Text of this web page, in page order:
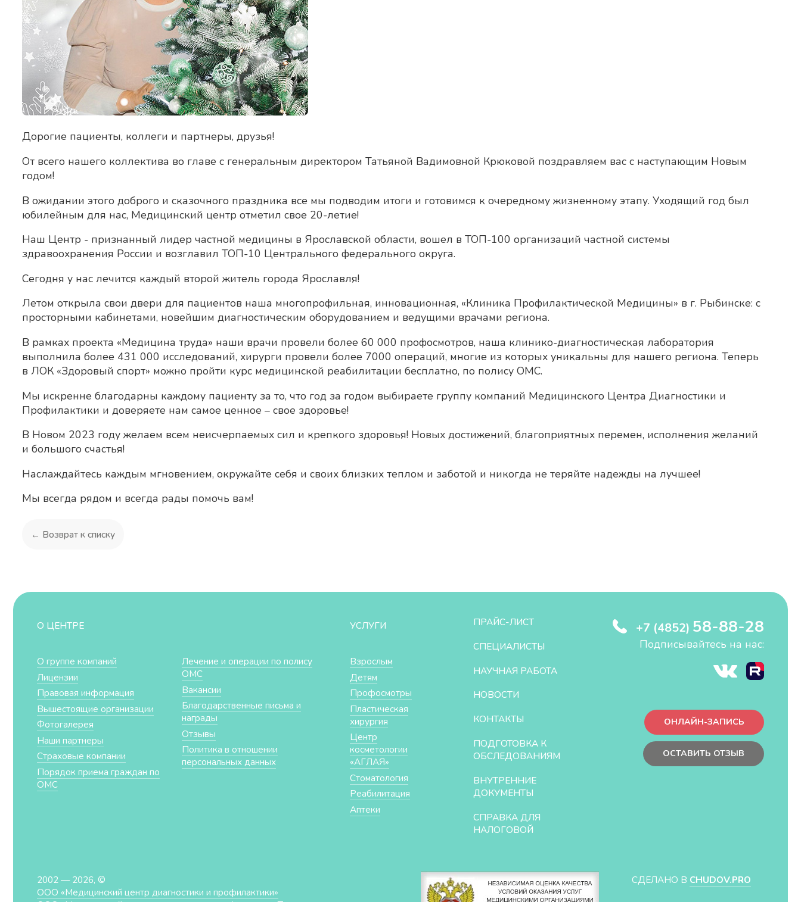
Дорогие пациенты, коллеги и партнеры, друзья!
От всего нашего коллектива во главе с генеральным директором Татьяной Вадимовной Крюковой поздравляем вас с наступающим Новым
годом!
В ожидании этого доброго и сказочного праздника все мы подводим итоги и готовимся к очередному жизненному этапу. Уходящий год был
юбилейным для нас, Медицинский центр отметил свое 20-летие!
Наш Центр - признанный лидер частной медицины в Ярославской области, вошел в ТОП-100 организаций частной системы
здравоохранения России и возглавил ТОП-10 Центрального федерального округа.
Сегодня у нас лечится каждый второй житель города Ярославля!
Летом открыла свои двери для пациентов наша многопрофильная, инновационная, «Клиника Профилактической Медицины» в г. Рыбинске: с
просторными кабинетами, новейшим диагностическим оборудованием и ведущими врачами региона.
В рамках проекта «Медицина труда» наши врачи провели более 60 000 профосмотров, наша клинико-диагностическая лаборатория
выполнила более 431 000 исследований, хирурги провели более 7000 операций, многие из которых уникальны для нашего региона. Теперь
в ЛОК «Здоровый спорт» можно пройти курс медицинской реабилитации бесплатно, по полису ОМС.
Мы искренне благодарны каждому пациенту за то, что год за годом выбираете группу компаний Медицинского Центра Диагностики и
Профилактики и доверяете нам самое ценное – свое здоровье!
В Новом 2023 году желаем всем неисчерпаемых сил и крепкого здоровья! Новых достижений, благоприятных перемен, исполнения желаний
и большого счастья!
Наслаждайтесь каждым мгновением, окружайте себя и своих близких теплом и заботой и никогда не теряйте надежды на лучшее!
Мы всегда рядом и всегда рады помочь вам!
← Возврат к списку
О ЦЕНТРЕ
О группе компаний
Лицензии
Правовая информация
Вышестоящие организации
Фотогалерея
Наши партнеры
Страховые компании
Порядок приема граждан по
ОМС
Лечение и операции по полису
ОМС
Вакансии
Благодарственные письма и
награды
Отзывы
Политика в отношении
персональных данных
УСЛУГИ
Взрослым
Детям
Профосмотры
Пластическая
хирургия
Центр
косметологии
«АГЛАЯ»
Стоматология
Реабилитация
Аптеки
ПРАЙС-ЛИСТ
СПЕЦИАЛИСТЫ
НАУЧНАЯ РАБОТА
НОВОСТИ
КОНТАКТЫ
ПОДГОТОВКА К
ОБСЛЕДОВАНИЯМ
ВНУТРЕННИЕ
ДОКУМЕНТЫ
СПРАВКА ДЛЯ
НАЛОГОВОЙ
+7 (4852) 58-88-28
Подписывайтесь на нас:
ОНЛАЙН-ЗАПИСЬ
ОСТАВИТЬ ОТЗЫВ
2002 — 2026, ©
ООО «Медицинский центр диагностики и профилактики»
СДЕЛАНО В CHUDOV.PRO